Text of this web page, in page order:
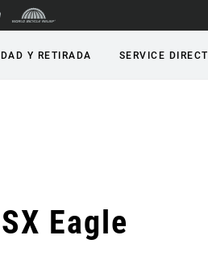
Y RETIRADA SERVICE DIRECT
Eagle